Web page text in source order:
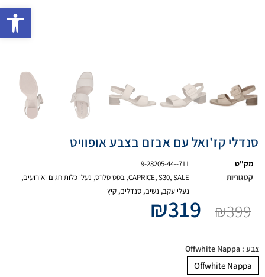
סנדלי קז'ואל עם אבזם בצבע אופוויט
מק"ט
9-28205-44--711
קטגוריות
CAPRICE,S30,SALE
, בסט סלרס, נעלי כלות חגים ואירועים,
נעלי עקב, נשים, סנדלים, קיץ
₪399
₪319
צבע : Offwhite Nappa
Offwhite Nappa